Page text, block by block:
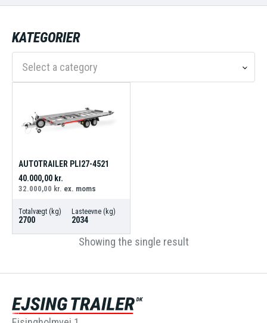
KATEGORIER
Select a category
Showing the single result
AUTOTRAILER PLI27-4521
40.000,00 kr.
32.000,00 kr. ex. moms
Totalvægt (kg)
2700
Lasteevne (kg)
2034